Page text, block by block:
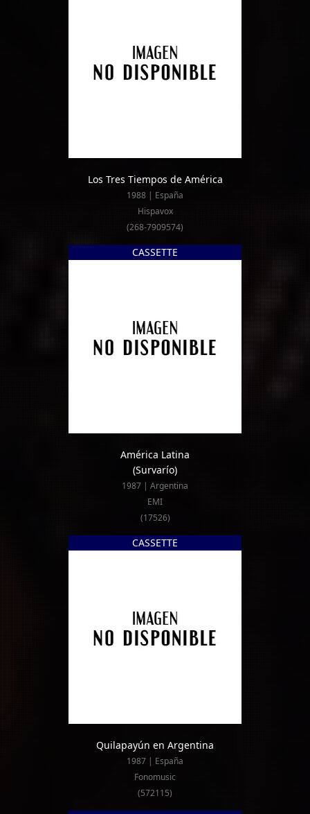
Los Tres Tiempos de América
1988 | España
Hispavox
(268-7909574)
CASSETTE
América Latina
(Survarío)
1987 | Argentina
EMI
(17526)
CASSETTE
Quilapayún en Argentina
1987 | España
Fonomusic
(572115)